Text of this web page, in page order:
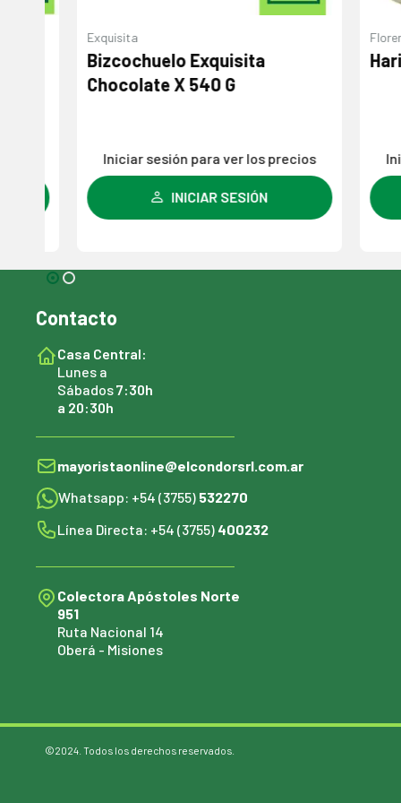
Exquisita
Bizcochuelo Exquisita
Chocolate X 540 G
Iniciar sesión para ver los precios
INICIAR SESIÓN
Florencia
Harina
Contacto
Casa Central:
Lunes a
Sábados7:30h
a 20:30h
mayoristaonline@elcondorsrl.com.ar
Whatsapp: +54 (3755) 532270
Línea Directa: +54 (3755) 400232
Colectora Apóstoles Norte
951
Ruta Nacional 14
Oberá - Misiones
©2024. Todos los derechos reservados.